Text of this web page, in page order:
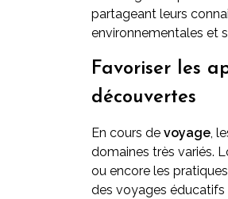
partageant leurs
environnementales et
Favoriser les
découvertes
En cours de voyage,
domaines très variés.
ou encore les
des voyages éducatifs